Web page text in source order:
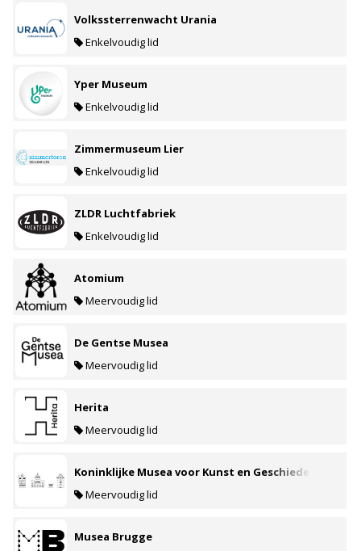
Volkssterrenwacht Urania
Enkelvoudig lid
Yper Museum
Enkelvoudig lid
Zimmermuseum Lier
Enkelvoudig lid
ZLDR Luchtfabriek
Enkelvoudig lid
Atomium
Meervoudig lid
De Gentse Musea
Meervoudig lid
Herita
Meervoudig lid
Koninklijke Musea voor Kunst en Geschiedenis
(KMKG)
Meervoudig lid
Musea Brugge